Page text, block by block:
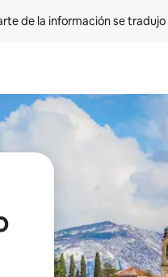
de la información se